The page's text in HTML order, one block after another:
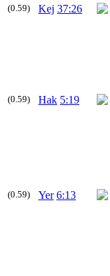
(0.59) Kej 37:26
(0.59) Hak 5:19
(0.59) Yer 6:13